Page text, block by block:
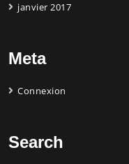
janvier 2017
Meta
Connexion
Search